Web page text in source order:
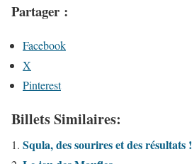
Partager :
Facebook
X
Pinterest
Billets Similaires:
Squla, des sourires et des résultats !